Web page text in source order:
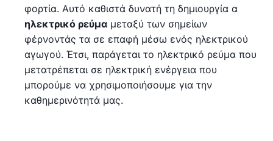
φορτία. Αυτό καθιστά δυνατή τη δημιουργία α
ηλεκτρικό ρεύμα μεταξύ των σημείων
φέρνοντάς τα σε επαφή μέσω ενός ηλεκτρικού
αγωγού. Έτσι, παράγεται το ηλεκτρικό ρεύμα που
μετατρέπεται σε ηλεκτρική ενέργεια που
μπορούμε να χρησιμοποιήσουμε για την
καθημερινότητά μας.